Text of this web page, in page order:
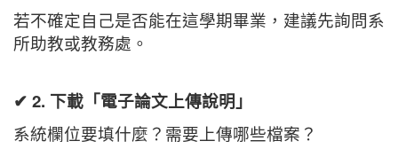
若不確定自己是否能在這學期畢業，建議先詢問系
所助教或教務處。
✔︎ 2. 下載「電子論文上傳說明」
系統欄位要填什麼？需要上傳哪些檔案？